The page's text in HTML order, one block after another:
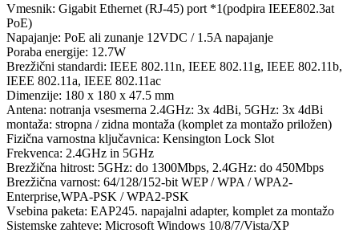
Vmesnik: Gigabit Ethernet (RJ-45) port *1(podpira IEEE802.3at
PoE)
Napajanje: PoE ali zunanje 12VDC / 1.5A napajanje
Poraba energije: 12.7W
Brezžični standardi: IEEE 802.11n, IEEE 802.11g, IEEE 802.11b,
IEEE 802.11a, IEEE 802.11ac
Dimenzije: 180 x 180 x 47.5 mm
Antena: notranja vsesmerna 2.4GHz: 3x 4dBi, 5GHz: 3x 4dBi
montaža: stropna / zidna montaža (komplet za montažo priložen)
Fizična varnostna ključavnica: Kensington Lock Slot
Frekvenca: 2.4GHz in 5GHz
Brezžična hitrost: 5GHz: do 1300Mbps, 2.4GHz: do 450Mbps
Brezžična varnost: 64/128/152-bit WEP / WPA / WPA2-
Enterprise,WPA-PSK / WPA2-PSK
Vsebina paketa: EAP245. napajalni adapter, komplet za montažo
Sistemske zahteve: Microsoft Windows 10/8/7/Vista/XP